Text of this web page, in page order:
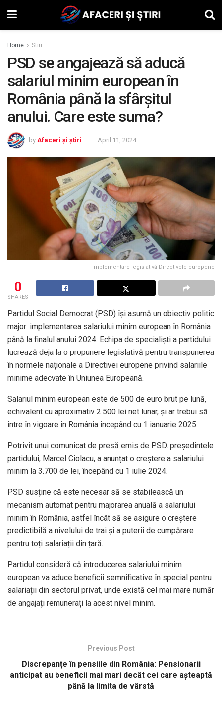
Home Stiri
PSD se angajează să aducă
salariul minim european în
România până la sfârșitul
anului. Care este suma?
by Afaceri și știri April 11, 2024
implementare legislativă Directivele europene
0
SHARES
Partidul Social Democrat (PSD) își asumă un obiectiv politic
major: implementarea salariului minim european în România
până la finalul anului 2024. Echipa de specialiști a partidului
lucrează deja la o propunere legislativă pentru transpunerea
în normele naționale a Directivei europene privind salariile
minime adecvate în Uniunea Europeană.
Salariul minim european este de 500 de euro brut pe lună,
echivalent cu aproximativ 2.500 lei net lunar, și ar trebui să
intre în vigoare în România începând cu 1 ianuarie 2025.
Potrivit unui comunicat de presă emis de PSD, președintele
partidului, Marcel Ciolacu, a anunțat o creștere a salariului
minim la 3.700 de lei, începând cu 1 iulie 2024.
PSD susține că este necesar să se stabilească un
mecanism automat pentru majorarea anuală a salariului
minim în România, astfel încât să se asigure o creștere
predictibilă a nivelului de trai și a puterii de cumpărare
pentru toți salariații din țară.
Partidul consideră că introducerea salariului minim
european va aduce beneficii semnificative în special pentru
salariații din sectorul privat, unde există cel mai mare număr
de angajați remunerați la acest nivel minim.
Previous Post
Discrepanțe în pensiile din România: Pensionarii
anticipat au beneficii mai mari decât cei care așteaptă
până la limita de vârstă